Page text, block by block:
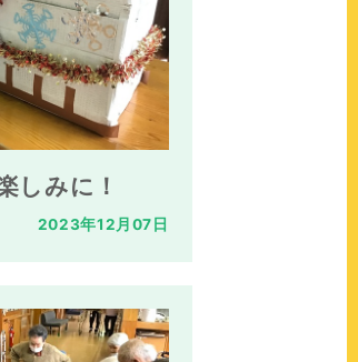
しみに！
2023年12月07日